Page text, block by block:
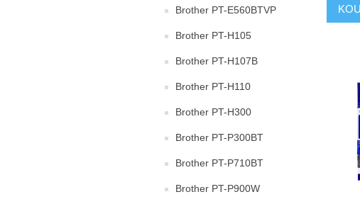
Brother PT-E560BTVP
Brother PT-H105
Brother PT-H107B
Brother PT-H110
Brother PT-H300
Brother PT-P300BT
Brother PT-P710BT
Brother PT-P900W